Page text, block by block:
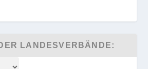
LANDESVERBÄNDE: